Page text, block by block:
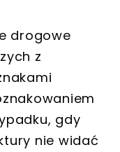
drogowe
z
gdy
nie widać